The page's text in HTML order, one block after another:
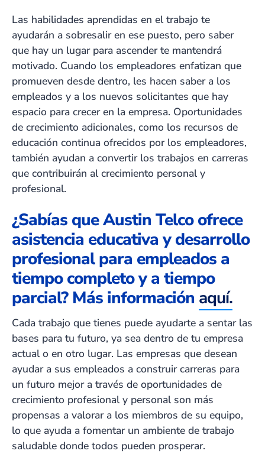
Las habilidades aprendidas en el trabajo te
ayudarán a sobresalir en ese puesto, pero saber
que hay un lugar para ascender te mantendrá
motivado. Cuando los empleadores enfatizan que
promueven desde dentro, les hacen saber a los
empleados y a los nuevos solicitantes que hay
espacio para crecer en la empresa. Oportunidades
de crecimiento adicionales, como los recursos de
educación continua ofrecidos por los empleadores,
también ayudan a convertir los trabajos en carreras
que contribuirán al crecimiento personal y
profesional.
¿Sabías que Austin Telco ofrece
asistencia educativa y desarrollo
profesional para empleados a
tiempo completo y a tiempo
parcial? Más información aquí.
Cada trabajo que tienes puede ayudarte a sentar las
bases para tu futuro, ya sea dentro de tu empresa
actual o en otro lugar. Las empresas que desean
ayudar a sus empleados a construir carreras para
un futuro mejor a través de oportunidades de
crecimiento profesional y personal son más
propensas a valorar a los miembros de su equipo,
lo que ayuda a fomentar un ambiente de trabajo
saludable donde todos pueden prosperar.